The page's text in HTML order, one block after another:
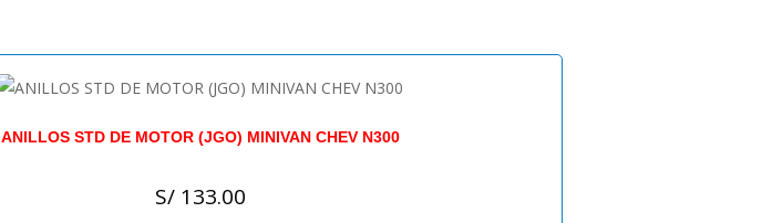
ANILLOS STD DE MOTOR (JGO) MINIVAN CHEV N300
S/133.00